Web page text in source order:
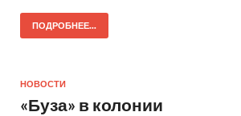
ПОДРОБНЕЕ...
НОВОСТИ
«Буза» в колонии